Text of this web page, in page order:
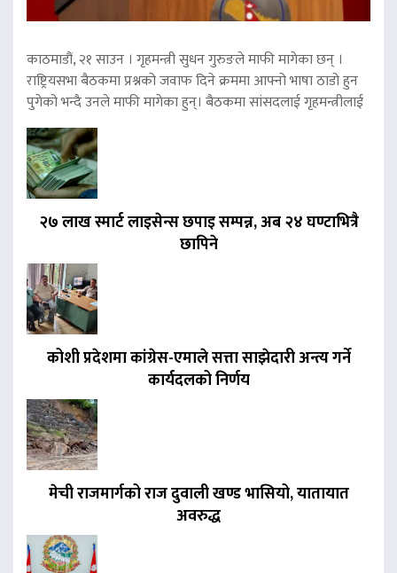
काठमाडौं, २१ साउन । गृहमन्त्री सुधन गुरुङले माफी मागेका छन् ।
राष्ट्रियसभा बैठकमा प्रश्नको जवाफ दिने क्रममा आफ्नो भाषा ठाडो हुन
पुगेको भन्दै उनले माफी मागेका हुन्। बैठकमा सांसदलाई गृहमन्त्रीलाई
२७ लाख स्मार्ट लाइसेन्स छपाइ सम्पन्न, अब २४ घण्टाभित्रै
छापिने
कोशी प्रदेशमा कांग्रेस-एमाले सत्ता साझेदारी अन्त्य गर्ने
कार्यदलको निर्णय
मेची राजमार्गको राज दुवाली खण्ड भासियो, यातायात
अवरुद्ध